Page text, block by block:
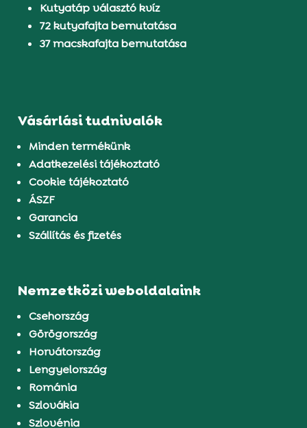
Kutyatáp választó kvíz
72 kutyafajta bemutatása
37 macskafajta bemutatása
Vásárlási tudnivalók
Minden termékünk
Adatkezelési tájékoztató
Cookie tájékoztató
ÁSZF
Garancia
Szállítás és fizetés
Nemzetközi weboldalaink
Csehország
Görögország
Horvátország
Lengyelország
Románia
Szlovákia
Szlovénia